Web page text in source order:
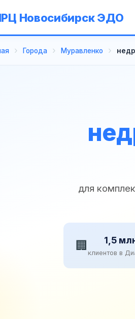
Новосибирск ЭДО
Города Муравленко
для
🏢 1,5
клиентов в